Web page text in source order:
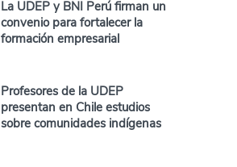
La UDEP y BNI Perú firman un
convenio para fortalecer la
formación empresarial
Profesores de la UDEP
presentan en Chile estudios
sobre comunidades indígenas